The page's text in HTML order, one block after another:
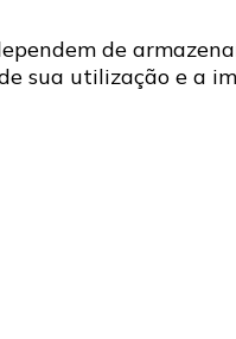
de
sua utilização e a